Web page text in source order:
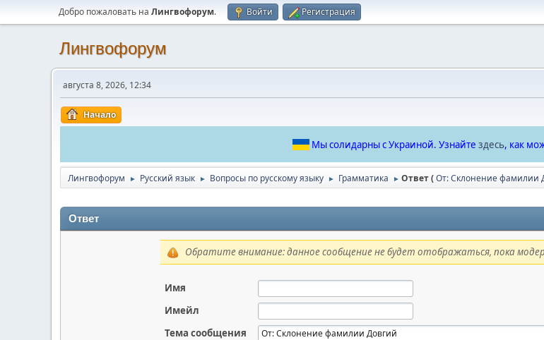
Добро пожаловать на Лингвофорум. Войти Регистрация
Лингвофорум
августа 8, 2026, 12:34
Начало
Мы солидарны с Украиной. Узнайте здесь, как
Лингвофорум ► Русский язык ► Вопросы по русскому языку ► Грамматика ► Ответ (От: Склонение фамилии
Ответ
Обратите внимание: данное сообщение не будет отображаться, пока
Имя
Имейл
Тема сообщения